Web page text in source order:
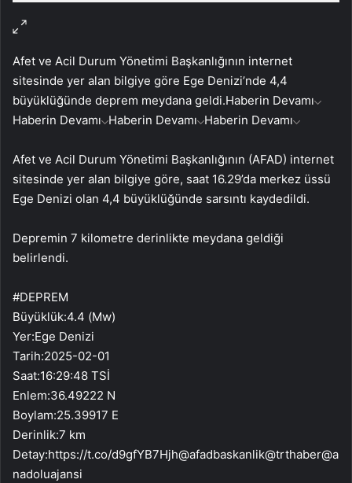
Afet ve Acil Durum Yönetimi Başkanlığının internet
sitesinde yer alan bilgiye göre Ege Denizi’nde 4,4
büyüklüğünde deprem meydana geldi.Haberin Devamı
Haberin Devamı Haberin Devamı Haberin Devamı
Afet ve Acil Durum Yönetimi Başkanlığının (AFAD) internet
sitesinde yer alan bilgiye göre, saat 16.29’da merkez üssü
Ege Denizi olan 4,4 büyüklüğünde sarsıntı kaydedildi.
Depremin 7 kilometre derinlikte meydana geldiği
belirlendi.
#DEPREM
Büyüklük:4.4 (Mw)
Yer:Ege Denizi
Tarih:2025-02-01
Saat:16:29:48 TSİ
Enlem:36.49222 N
Boylam:25.39917 E
Derinlik:7 km
Detay:https://t.co/d9gfYB7Hjh@afadbaskanlik@trthaber@a
nadoluajansi